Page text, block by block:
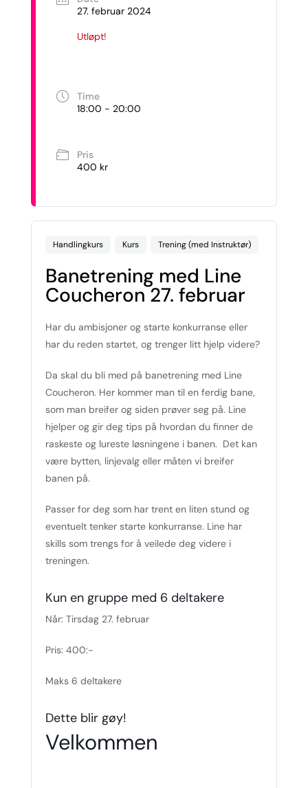
27. februar 2024
Utløpt!
Time
18:00 - 20:00
Pris
400 kr
Handlingkurs Kurs Trening (med Instruktør)
Banetrening med Line
Coucheron 27. februar
Har du ambisjoner og starte konkurranse eller
har du reden startet, og trenger litt hjelp videre?
Da skal du bli med på banetrening med Line
Coucheron. Her kommer man til en ferdig bane,
som man breifer og siden prøver seg på. Line
hjelper og gir deg tips på hvordan du finner de
raskeste og lureste løsningene i banen. Det kan
være bytten, linjevalg eller måten vi breifer
banen på.
Passer for deg som har trent en liten stund og
eventuelt tenker starte konkurranse. Line har
skills som trengs for å veilede deg videre i
treningen.
Kun en gruppe med 6 deltakere
Når: Tirsdag 27. februar
Pris: 400:-
Maks 6 deltakere
Dette blir gøy!
Velkommen